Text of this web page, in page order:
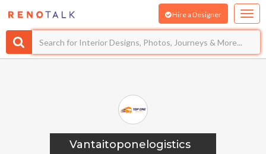
Vantaitoponelogistics
Hire a Designer